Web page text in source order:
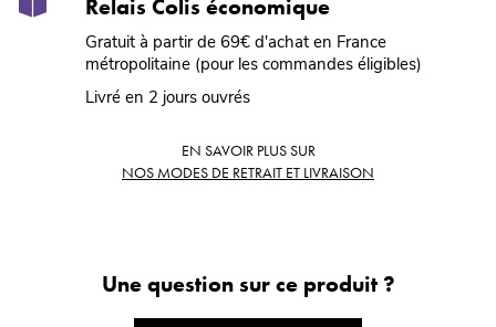
Relais Colis économique
Gratuit à partir de 69€ d'achat en France
métropolitaine (pour les commandes éligibles)
Livré en 2 jours ouvrés
EN SAVOIR PLUS SUR
NOS MODES DE RETRAIT ET LIVRAISON
Une question sur ce produit ?